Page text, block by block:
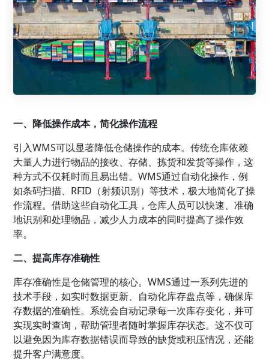
一、降低操作成本，简化操作流程
引入WMS可以显著降低仓储操作的成本。传统仓库依赖
大量人力进行物品的接收、存储、拣货和发货等操作，这
种方式不仅耗时而且易出错。WMS通过自动化操作，例
如条码扫描、RFID（射频识别）等技术，极大地简化了操
作流程。借助这些自动化工具，仓库人员可以快速、准确
地识别和处理物品，减少人力成本的同时提高了操作效
率。
二、提高库存准确性
库存准确性是仓储管理的核心。WMS通过一系列先进的
技术手段，如实时数据更新、自动化库存盘点等，确保库
存数据的准确性。系统会自动记录每一次库存变化，并可
实现实时查询，帮助管理者随时掌握库存状态。这不仅可
以避免因为库存数据错误而导致的缺货或积压情况，还能
提升客户满意度。